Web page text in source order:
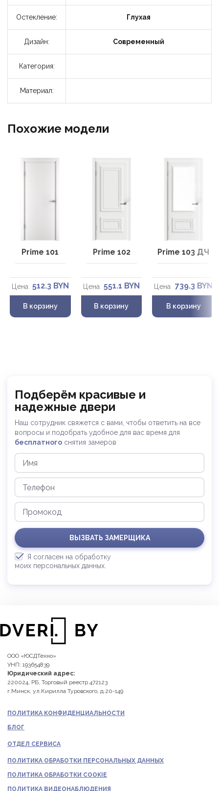
Остекление: Глухая
Дизайн: Современный
Категория:
Материал:
Похожие модели
Prime 101
Цена 512.3 BYN
В корзину
Prime 102
Цена 551.1 BYN
В корзину
Prime 103 ДЧ
Цена 739.3 BYN
В корзину
Подберём красивые и
надежные двери
Наш сотрудник свяжется с вами, чтобы ответить на все
вопросы и подобрать удобное для вас время для
бесплатного снятия замеров
ВЫЗВАТЬ ЗАМЕРЩИКА
Я согласен на обработку
моих персональных данных.
ООО «ЮСДТехно»
УНП: 193654839
Юридический адрес:
220024, РБ, Торговый реестр 472123
г.Минск, ул.Кирилла Туровского, д.20-149
ПОЛИТИКА КОНФИДЕНЦИАЛЬНОСТИ
БЛОГ
ОТДЕЛ СЕРВИСА
ПОЛИТИКА ОБРАБОТКИ ПЕРСОНАЛЬНЫХ ДАННЫХ
ПОЛИТИКА ОБРАБОТКИ COOKIE
ПОЛИТИКА ВИДЕОНАБЛЮДЕНИЯ